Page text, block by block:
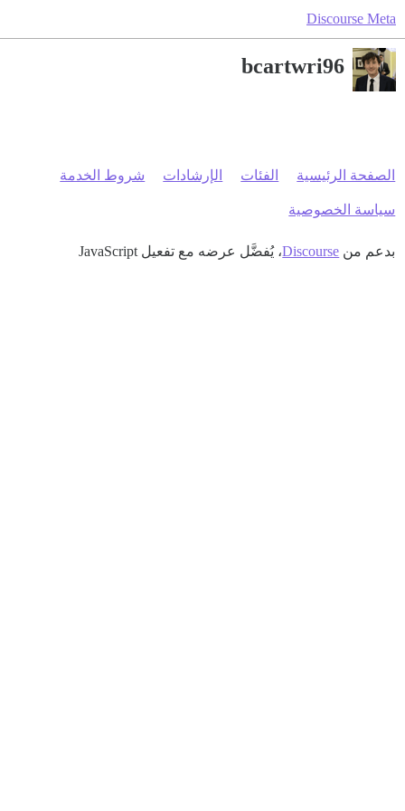
Discourse Meta
bcartwri96
الصفحة الرئيسية الفئات الإرشادات شروط الخدمة
سياسة الخصوصية
بدعم من Discourse، يُفضَّل عرضه مع تفعيل JavaScript